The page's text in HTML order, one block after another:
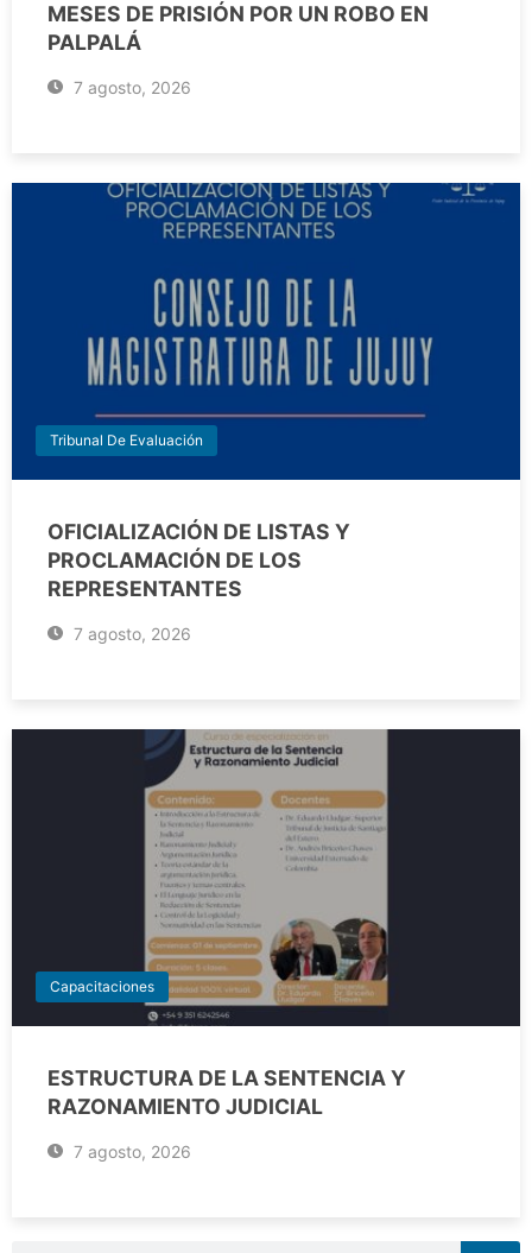
MESES DE PRISIÓN POR UN ROBO EN
PALPALÁ
7 agosto, 2026
Tribunal De Evaluación
OFICIALIZACIÓN DE LISTAS Y
PROCLAMACIÓN DE LOS
REPRESENTANTES
7 agosto, 2026
Capacitaciones
ESTRUCTURA DE LA SENTENCIA Y
RAZONAMIENTO JUDICIAL
7 agosto, 2026